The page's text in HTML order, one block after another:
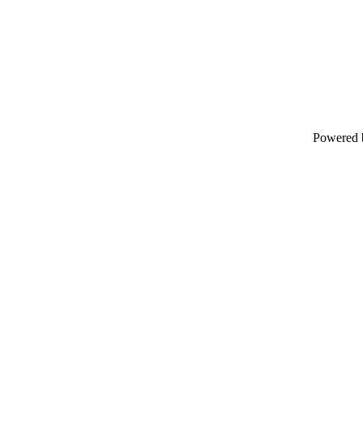
Powered